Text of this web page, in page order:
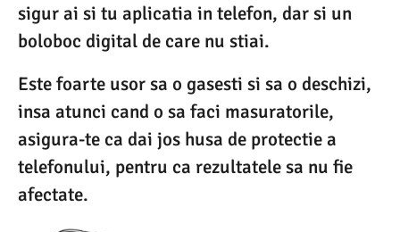
sigur ai si tu aplicatia in telefon, dar si un
boloboc digital de care nu stiai.
Este foarte usor sa o gasesti si sa o deschizi,
insa atunci cand o sa faci masuratorile,
asigura-te ca dai jos husa de protectie a
telefonului, pentru ca rezultatele sa nu fie
afectate.